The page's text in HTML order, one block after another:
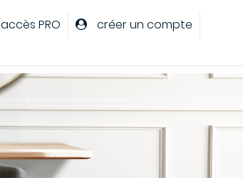
accès PRO créer un compte